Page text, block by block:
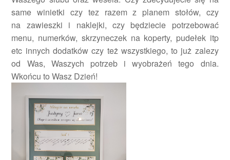
same winietki czy tez razem z planem stołów, czy
na zawieszki i naklejki, czy będziecie potrzebować
menu, numerków, skrzyneczek na koperty, pudełek itp
etc innych dodatków czy też wszystkiego, to już zalezy
od Was, Waszych potrzeb i wyobrażeń tego dnia.
Wkońcu to Wasz Dzień!